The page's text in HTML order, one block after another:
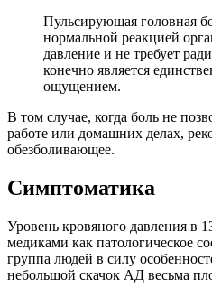
Пульсирующая головная
нормальной реакцией
давление и не требует
конечно является
ощущением.
В том случае, когда боль не
работе или домашних делах,
обезболивающее.
Симптоматика
Уровень кровяного давления в
медиками как патологическое
группа людей в силу
небольшой скачок АД весьма